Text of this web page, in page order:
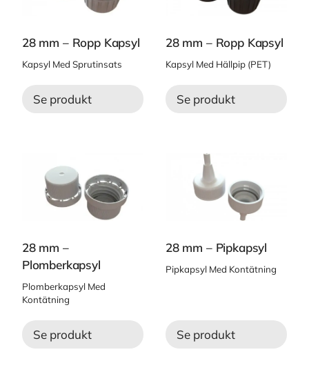
28 mm – Ropp Kapsyl
Kapsyl Med Sprutinsats
Se produkt
28 mm – Ropp Kapsyl
Kapsyl Med Hällpip (PET)
Se produkt
28 mm –
Plomberkapsyl
Plomberkapsyl Med
Kontätning
Se produkt
28 mm – Pipkapsyl
Pipkapsyl Med Kontätning
Se produkt